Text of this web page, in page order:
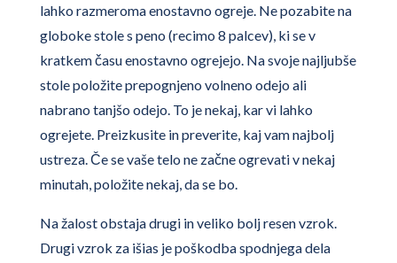
lahko razmeroma enostavno ogreje. Ne pozabite na
globoke stole s peno (recimo 8 palcev), ki se v
kratkem času enostavno ogrejejo. Na svoje najljubše
stole položite prepognjeno volneno odejo ali
nabrano tanjšo odejo. To je nekaj, kar vi lahko
ogrejete. Preizkusite in preverite, kaj vam najbolj
ustreza. Če se vaše telo ne začne ogrevati v nekaj
minutah, položite nekaj, da se bo.
Na žalost obstaja drugi in veliko bolj resen vzrok.
Drugi vzrok za išias je poškodba spodnjega dela